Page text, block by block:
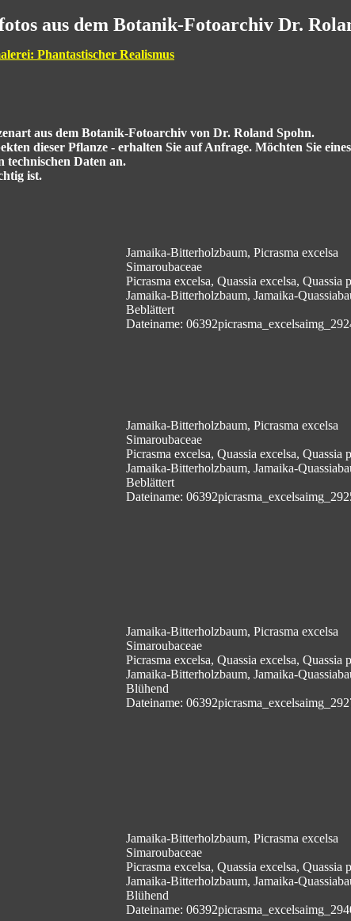
aus dem Botanik-Fotoarchiv Dr.
Phantastischer Realismus
aus dem Botanik-Fotoarchiv von Dr. Roland Spohn.
dieser Pflanze - erhalten Sie auf Anfrage. Möchten Sie
technischen Daten an.
ist.
Jamaika-Bitterholzbaum, Picrasma excelsa
Simaroubaceae
Picrasma excelsa, Quassia excelsa, Quassia
Jamaika-Bitterholzbaum, Jamaika-
Beblättert
Dateiname:
Jamaika-Bitterholzbaum, Picrasma excelsa
Simaroubaceae
Picrasma excelsa, Quassia excelsa, Quassia
Jamaika-Bitterholzbaum, Jamaika-
Beblättert
Dateiname:
Jamaika-Bitterholzbaum, Picrasma excelsa
Simaroubaceae
Picrasma excelsa, Quassia excelsa, Quassia
Jamaika-Bitterholzbaum, Jamaika-
Blühend
Dateiname:
Jamaika-Bitterholzbaum, Picrasma excelsa
Simaroubaceae
Picrasma excelsa, Quassia excelsa, Quassia
Jamaika-Bitterholzbaum, Jamaika-
Blühend
Dateiname: